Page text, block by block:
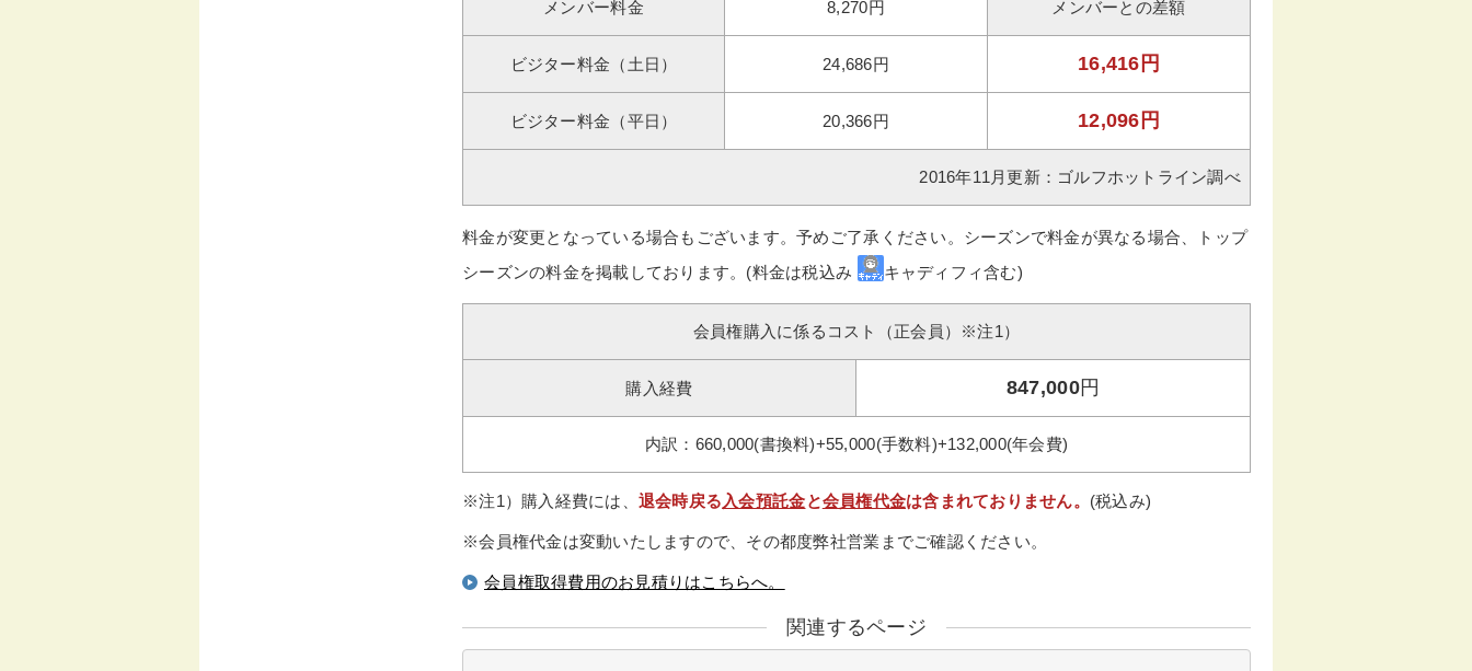
メンバー料金 8,270円 メンバーとの差額
ビジター料金（土日） 24,686円 16,416円
ビジター料金（平日） 20,366円 12,096円
2016年11月更新：ゴルフホットライン調べ
料金が変更となっている場合もございます。予めご了承ください。シーズンで料金が異なる場合、トップ
シーズンの料金を掲載しております。(料金は税込み
キャディフィ含む)
会員権購入に係るコスト（正会員）※注1）
購入経費 847,000円
内訳：660,000(書換料)+55,000(手数料)+132,000(年会費)
※注1）購入経費には、 退会時戻る 入会預託金と会員権代金は含まれておりません。 (税込み)
※会員権代金は変動いたしますので、その都度弊社営業までご確認ください。
会員権取得費用のお見積りはこちらへ。
関連するページ